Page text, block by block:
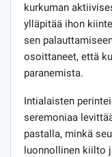
kurkuman
ylläpitää ihon
sen
osoittaneet, että
paranemista.
Intialaisten
seremoniaa
pastalla, minkä
luonnollinen kiilto